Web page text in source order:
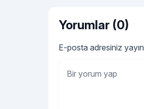
olarak alınan kehribar
gerçekten orijinal kehribar
anlayabiliriz.
Yorumlar (0)
E-posta adresiniz